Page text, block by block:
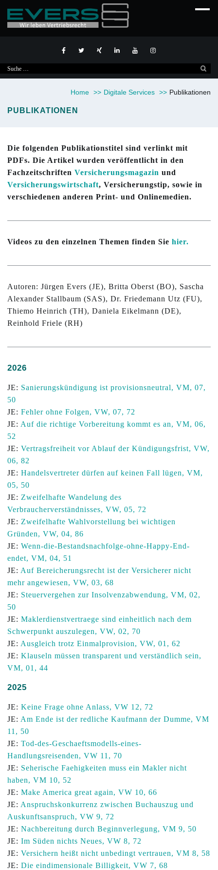
Suche
nach:
Home >> Digitale Services >> Publikationen
PUBLIKATIONEN
Die folgenden Publikationstitel sind verlinkt mit
PDFs. Die Artikel wurden veröffentlicht in den
Fachzeitschriften Versicherungsmagazin und
Versicherungswirtschaft, Versicherungstip, sowie in
verschiedenen anderen Print- und Onlinemedien.
Videos zu den einzelnen Themen finden Sie hier.
Autoren: Jürgen Evers (JE), Britta Oberst (BO), Sascha
Alexander Stallbaum (SAS), Dr. Friedemann Utz (FU),
Thiemo Heinrich (TH), Daniela Eikelmann (DE),
Reinhold Friele (RH)
2026
JE: Sanierungskündigung ist provisionsneutral, VM, 07,
50
JE: Fehler ohne Folgen, VW, 07, 72
JE: Auf die richtige Vorbereitung kommt es an, VM, 06,
52
JE: Vertragsfreiheit vor Ablauf der Kündigungsfrist, VW,
06, 82
JE: Handelsvertreter dürfen auf keinen Fall lügen, VM,
05, 50
JE: Zweifelhafte Wandelung des
Verbraucherverständnisses, VW, 05, 72
JE: Zweifelhafte Wahlvorstellung bei wichtigen
Gründen, VW, 04, 86
JE: Wenn-die-Bestandsnachfolge-ohne-Happy-End-
endet, VM, 04, 51
JE: Auf Bereicherungsrecht ist der Versicherer nicht
mehr angewiesen, VW, 03, 68
JE: Steuervergehen zur Insolvenzabwendung, VM, 02,
50
JE: Maklerdienstvertraege sind einheitlich nach dem
Schwerpunkt auszulegen, VW, 02, 70
JE: Ausgleich trotz Einmalprovision, VW, 01, 62
JE: Klauseln müssen transparent und verständlich sein,
VM, 01, 44
2025
JE: Keine Frage ohne Anlass, VW 12, 72
JE: Am Ende ist der redliche Kaufmann der Dumme, VM
11, 50
JE: Tod-des-Geschaeftsmodells-eines-
Handlungsreisenden, VW 11, 70
JE: Seherische Faehigkeiten muss ein Makler nicht
haben, VM 10, 52
JE: Make America great again, VW 10, 66
JE: Anspruchskonkurrenz zwischen Buchauszug und
Auskunftsanspruch, VW 9, 72
JE: Nachbereitung durch Beginnverlegung, VM 9, 50
JE: Im Süden nichts Neues, VW 8, 72
JE: Versichern heißt nicht unbedingt vertrauen, VM 8, 58
JE: Die eindimensionale Billigkeit, VW 7, 68